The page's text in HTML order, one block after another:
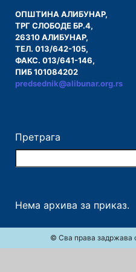
ОПШТИНА АЛИБУНАР,
ТРГ СЛОБОДЕ БР.4,
26310 АЛИБУНАР,
ТЕЛ. 013/642-105,
ФАКС. 013/641-146,
ПИБ 101084202
predsednik@alibunar.org.rs
Претрага
Нема архива за приказ.
© Сва права задржава